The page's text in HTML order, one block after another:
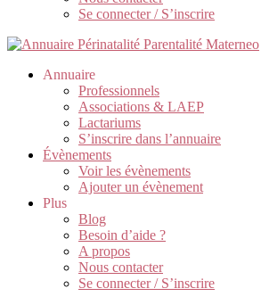
Se connecter / S’inscrire
Annuaire
Professionnels
Associations & LAEP
Lactariums
S’inscrire dans l’annuaire
Évènements
Voir les évènements
Ajouter un évènement
Plus
Blog
Besoin d’aide ?
A propos
Nous contacter
Se connecter / S’inscrire